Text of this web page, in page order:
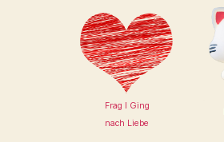
Frag I Ging
nach Liebe